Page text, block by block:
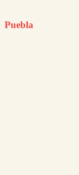
Puebla